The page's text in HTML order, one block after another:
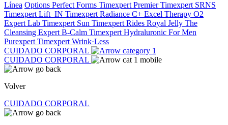
Línea Options Perfect Forms Timexpert PremierTimexpert SRNS
Timexpert Lift_IN Timexpert Radiance C+ Excel Therapy O2
Expert Lab Timexpert Sun Timexpert Rides Royal Jelly The
Cleansing Expert B-Calm Timexpert Hydraluronic For Men
Purexpert Timexpert Wrink·Less
CUIDADO CORPORAL
CUIDADO CORPORAL
Volver
CUIDADO CORPORAL